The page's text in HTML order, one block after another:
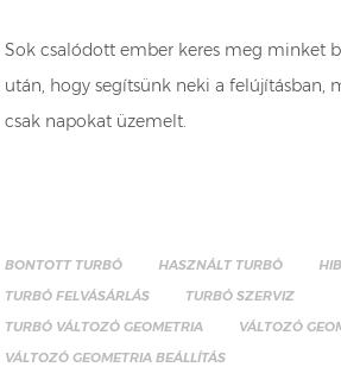
Sok csalódott ember keres meg minket
után, hogy segítsünk neki a felújításban,
csak napokat üzemelt.
BONTOTT TURBÓ HASZNÁLT TURBÓ
TURBÓ FELVÁSÁRLÁS
TURBÓ SZERVIZ
TURBÓ VÁLTOZÓ GEOMETRIA
VÁLTOZÓ
VÁLTOZÓ GEOMETRIA BEÁLLÍTÁS